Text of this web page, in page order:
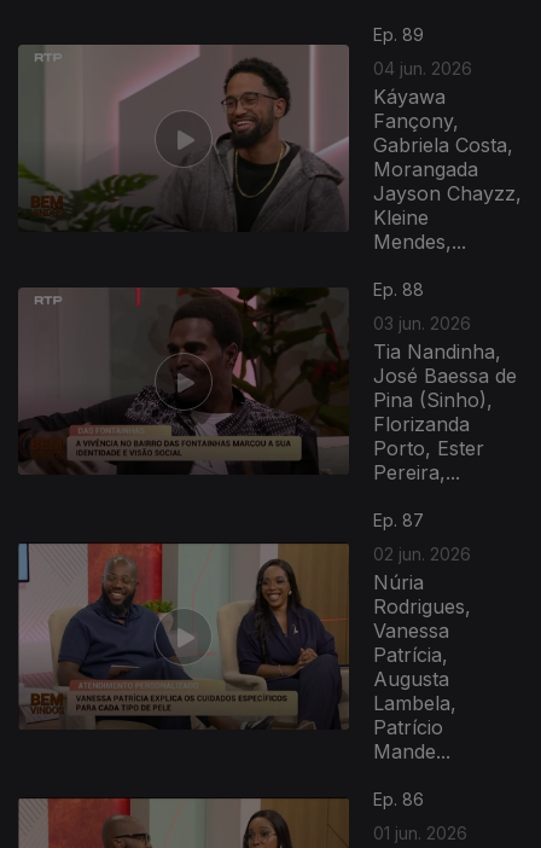
Ep. 89
04 jun. 2026
Káyawa
Fançony,
Gabriela Costa,
Morangada
Jayson Chayzz,
Kleine
Mendes,...
Ep. 88
03 jun. 2026
Tia Nandinha,
José Baessa de
Pina (Sinho),
Florizanda
Porto, Ester
Pereira,...
Ep. 87
02 jun. 2026
Núria
Rodrigues,
Vanessa
Patrícia,
Augusta
Lambela,
Patrício
Mande...
Ep. 86
01 jun. 2026